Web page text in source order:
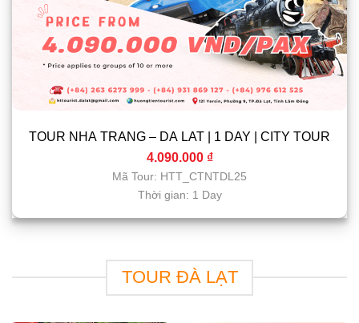
TOUR NHA TRANG – DA LAT | 1 DAY | CITY TOUR
4.090.000 ₫
Mã Tour: HTT_CTNTDL25
Thời gian: 1 Day
TOUR ĐÀ LẠT